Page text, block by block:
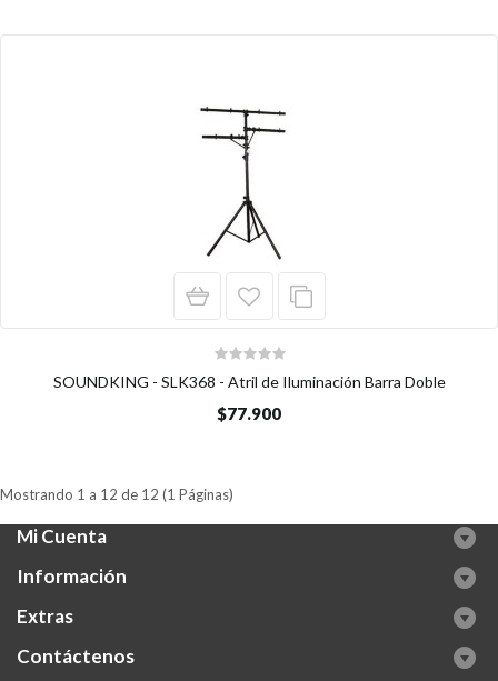
SOUNDKING - SLK368 - Atril de Iluminación Barra Doble
$77.900
Mostrando 1 a 12 de 12 (1 Páginas)
Mi Cuenta
Información
Extras
Contáctenos